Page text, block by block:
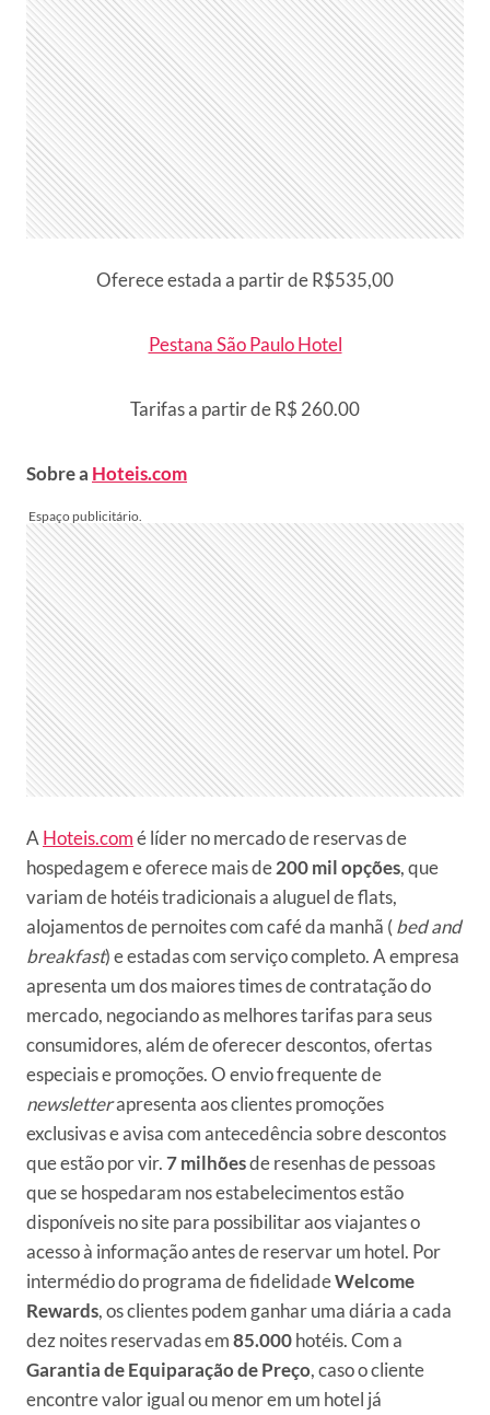
Oferece estada a partir de R$535,00
Pestana São Paulo Hotel
Tarifas a partir de R$ 260.00
Sobre a Hoteis.com
A Hoteis.comé líder no mercado de reservas de
hospedagem e oferece mais de200 mil opções, que
variam de hotéis tradicionais a aluguel de flats,
alojamentos de pernoites com café da manhã (bed and
breakfast) e estadas com serviço completo. A empresa
apresenta um dos maiores times de contratação do
mercado, negociando as melhores tarifas para seus
consumidores, além de oferecer descontos, ofertas
especiais e promoções. O envio frequente de
newsletterapresenta aos clientes promoções
exclusivas e avisa com antecedência sobre descontos
que estão por vir.7 milhõesde resenhas de pessoas
que se hospedaram nos estabelecimentos estão
disponíveis no site para possibilitar aos viajantes o
acesso à informação antes de reservar um hotel. Por
intermédio do programa de fidelidadeWelcome
Rewards, os clientes podem ganhar uma diária a cada
dez noites reservadas em85.000hotéis. Com a
Garantia de Equiparação de Preço, caso o cliente
encontre valor igual ou menor em um hotel já